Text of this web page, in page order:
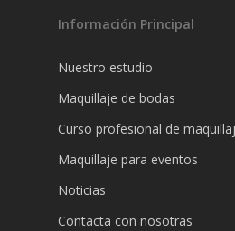
Información Principal
Nuestro estudio
Maquillaje de bodas
Curso profesional de
Maquillaje para eventos
Noticias
Contacta con nosotras